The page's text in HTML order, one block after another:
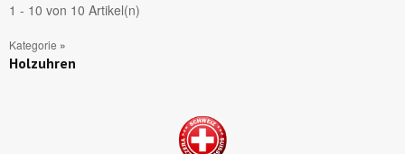
1 - 10 von 10 Artikel(n)
Kategorie »
Holzuhren